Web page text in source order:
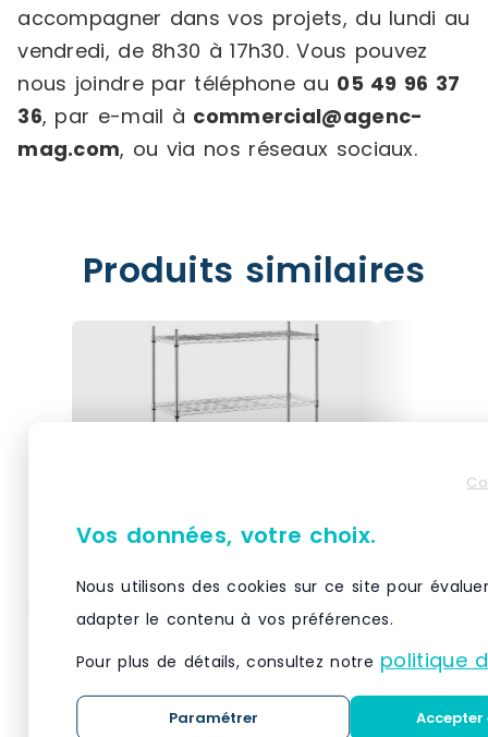
accompagner dans vos projets, du lundi au
vendredi, de 8h30 à 17h30. Vous pouvez
nous joindre par téléphone au 05 49 96 37
36, par e-mail à commercial@agenc-
mag.com, ou via nos réseaux sociaux.
Produits similaires
Helloshop26 – Étagère
professionnel – 35 x 90 x
137 cm – 120 kg 14_0001534
– métal 3000187158980
plastiqueNombre de
137 cm –
– métal
Vos données, votre choix.
Nous utilisons des cookies sur ce site pour
adapter le contenu à vos préférences.
Pour plus de détails, consultez notre politique
Paramétrer